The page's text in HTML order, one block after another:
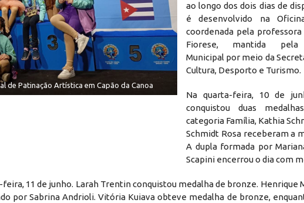
de Patinação Artística em Capão da Canoa
ao longo dos dois dias de
é desenvolvido na
coordenada pela professora
Fiorese, mantida pela
Municipal por meio da
Cultura, Desporto e Turismo.
Na quarta-feira, 10 de
conquistou duas
categoria Família, Kathia
Schmidt Rosa receberam a
A dupla formada por
Scapini encerrou o dia com
11 de junho. Larah Trentin conquistou medalha de bronze. Henrique
por Sabrina Andrioli. Vitória Kuiava obteve medalha de bronze,